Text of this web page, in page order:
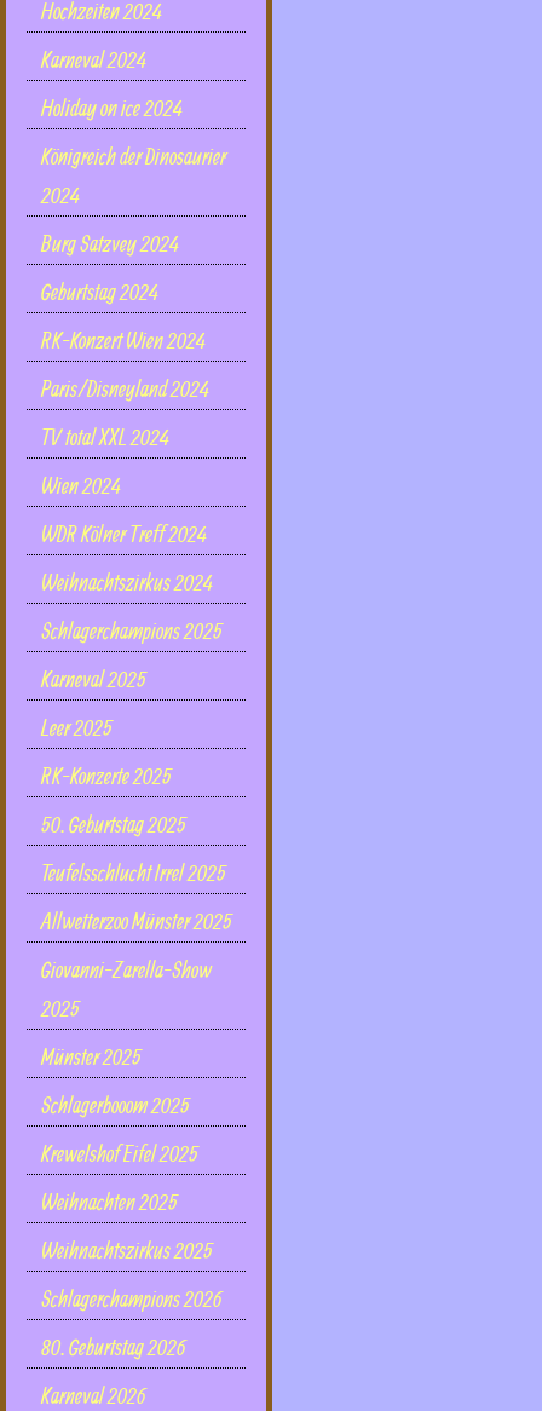
Hochzeiten 2024
Karneval 2024
Holiday on ice 2024
Königreich der Dinosaurier
2024
Burg Satzvey 2024
Geburtstag 2024
RK-Konzert Wien 2024
Paris/Disneyland 2024
TV total XXL 2024
Wien 2024
WDR Kölner Treff 2024
Weihnachtszirkus 2024
Schlagerchampions 2025
Karneval 2025
Leer 2025
RK-Konzerte 2025
50. Geburtstag 2025
Teufelsschlucht Irrel 2025
Allwetterzoo Münster 2025
Giovanni-Zarella-Show
2025
Münster 2025
Schlagerbooom 2025
Krewelshof Eifel 2025
Weihnachten 2025
Weihnachtszirkus 2025
Schlagerchampions 2026
80. Geburtstag 2026
Karneval 2026